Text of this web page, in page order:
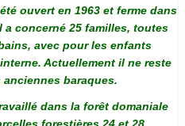
ouvert en 1963 et ferme dans
a concerné 25 familles, toutes
avec pour les enfants
Actuellement il ne reste
baraques.
dans la forêt domaniale
forestières 24 et 28